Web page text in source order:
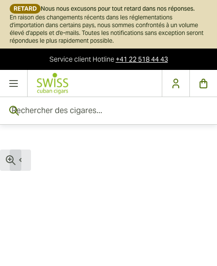
RETARD Nous nous excusons pour tout retard dans nos réponses.
En raison des changements récents dans les réglementations
d'importation dans certains pays, nous sommes confrontés à un volume
élevé d'appels et d'e-mails. Toutes les notifications sans exception seront
répondues le plus rapidement possible.
Service clientHotline+41 22 518 44 43
Skip to Content